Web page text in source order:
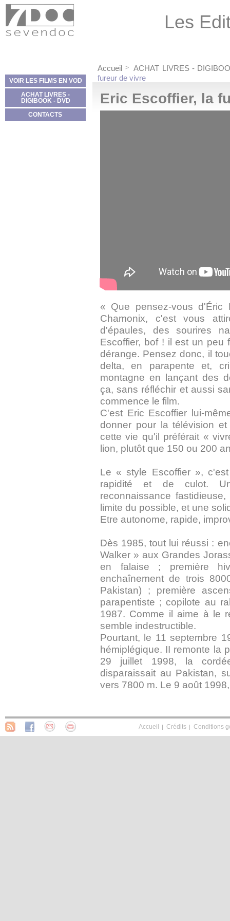
Les
VOIR LES FILMS EN VOD
ACHAT LIVRES -
DIGIBOOK - DVD
CONTACTS
Accueil
ACHAT LIVRES -
fureur de vivre
Eric Escoffier, la
« Que pensez-vous d'Éric
Chamonix, c'est vous
d'épaules, des sourires
Escoffier, bof ! il est un
dérange. Pensez donc, il
delta, en parapente et,
montagne en lançant des
ça, sans réfléchir et aussi
commence le film.
C'est Eric Escoffier lui-
donner pour la télévision
cette vie qu'il préférait «
lion, plutôt que 150 ou 200
Le « style Escoffier »,
rapidité et de culot.
reconnaissance
limite du possible, et une
Etre autonome, rapide,
Dès 1985, tout lui réussi :
Walker » aux Grandes
en falaise ; première
enchaînement de trois
Pakistan) ; première
parapentiste ; copilote au
1987. Comme il aime à le
semble indestructible.
Pourtant, le 11 septembre
hémiplégique. II remonte la
29 juillet 1998, la
disparaissait au Pakistan,
vers 7800 m. Le 9 août
Accueil Crédits Conditions
Panneau de gestion des cookies